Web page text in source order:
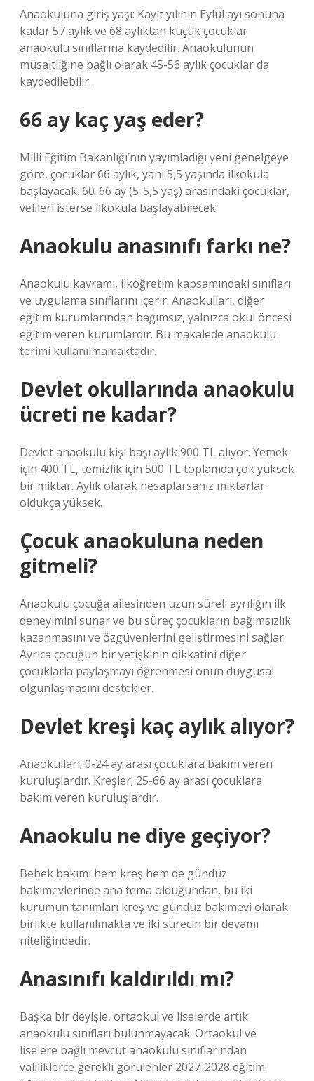
Anaokuluna giriş yaşı: Kayıt yılının Eylül ayı sonuna
kadar 57 aylık ve 68 aylıktan küçük çocuklar
anaokulu sınıflarına kaydedilir. Anaokulunun
müsaitliğine bağlı olarak 45-56 aylık çocuklar da
kaydedilebilir.
66 ay kaç yaş eder?
Milli Eğitim Bakanlığı’nın yayımladığı yeni genelgeye
göre, çocuklar 66 aylık, yani 5,5 yaşında ilkokula
başlayacak. 60-66 ay (5-5,5 yaş) arasındaki çocuklar,
velileri isterse ilkokula başlayabilecek.
Anaokulu anasınıfı farkı ne?
Anaokulu kavramı, ilköğretim kapsamındaki sınıfları
ve uygulama sınıflarını içerir. Anaokulları, diğer
eğitim kurumlarından bağımsız, yalnızca okul öncesi
eğitim veren kurumlardır. Bu makalede anaokulu
terimi kullanılmamaktadır.
Devlet okullarında anaokulu
ücreti ne kadar?
Devlet anaokulu kişi başı aylık 900 TL alıyor. Yemek
için 400 TL, temizlik için 500 TL toplamda çok yüksek
bir miktar. Aylık olarak hesaplarsanız miktarlar
oldukça yüksek.
Çocuk anaokuluna neden
gitmeli?
Anaokulu çocuğa ailesinden uzun süreli ayrılığın ilk
deneyimini sunar ve bu süreç çocukların bağımsızlık
kazanmasını ve özgüvenlerini geliştirmesini sağlar.
Ayrıca çocuğun bir yetişkinin dikkatini diğer
çocuklarla paylaşmayı öğrenmesi onun duygusal
olgunlaşmasını destekler.
Devlet kreşi kaç aylık alıyor?
Anaokulları; 0-24 ay arası çocuklara bakım veren
kuruluşlardır. Kreşler; 25-66 ay arası çocuklara
bakım veren kuruluşlardır.
Anaokulu ne diye geçiyor?
Bebek bakımı hem kreş hem de gündüz
bakımevlerinde ana tema olduğundan, bu iki
kurumun tanımları kreş ve gündüz bakımevi olarak
birlikte kullanılmakta ve iki sürecin bir devamı
niteliğindedir.
Anasınıfı kaldırıldı mı?
Başka bir deyişle, ortaokul ve liselerde artık
anaokulu sınıfları bulunmayacak. Ortaokul ve
liselere bağlı mevcut anaokulu sınıflarından
valiliklerce gerekli görülenler 2027-2028 eğitim